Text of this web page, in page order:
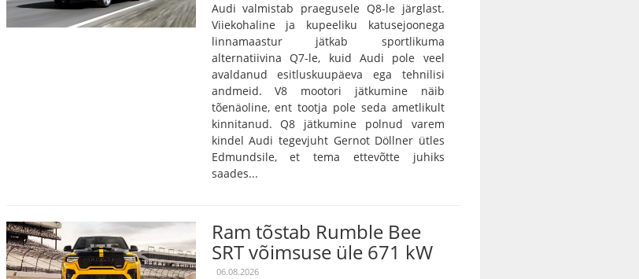
Audi valmistab praegusele Q8-le järglast.
Viiekohaline ja kupeeliku katusejoonega
linnamaastur jätkab sportlikuma
alternatiivina Q7-le, kuid Audi pole veel
avaldanud esitluskuupäeva ega tehnilisi
andmeid. V8 mootori jätkumine näib
tõenäoline, ent tootja pole seda ametlikult
kinnitanud. Q8 jätkumine polnud varem
kindel Audi tegevjuht Gernot Döllner ütles
Edmundsile, et tema ettevõtte juhiks
saades...
Ram tõstab Rumble Bee
SRT võimsuse üle 671 kW
06.08.2026